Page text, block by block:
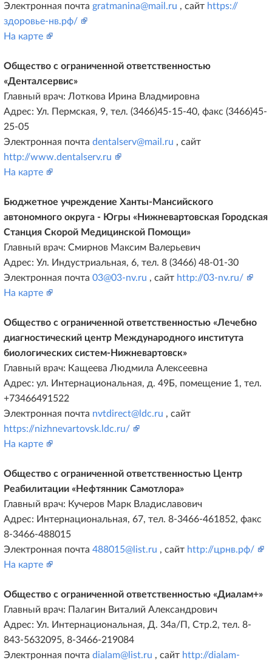
Электронная почта gratmanina@mail.ru , сайт https://
здоровье-нв.рф/
На карте
Общество c ограниченной ответственностью
«Денталсервис»
Главный врач: Лоткова Ирина Владмировна
Адрес: Ул. Пермская, 9, тел. (3466)45-15-40, факс (3466)45-
25-05
Электронная почта dentalserv@mail.ru , сайт
http://www.dentalserv.ru
На карте
Бюджетное учреждение Ханты-Мансийского
автономного округа - Югры «Нижневартовская Городская
Станция Скорой Медицинской Помощи»
Главный врач: Смирнов Максим Валерьевич
Адрес: Ул. Индустриальная, 6, тел. 8 (3466) 48-01-30
Электронная почта 03@03-nv.ru , сайт http://03-nv.ru/
На карте
Общество с ограниченной ответственностью «Лечебно
диагностический центр Международного института
биологических систем-Нижневартовск»
Главный врач: Кащеева Людмила Алексеевна
Адрес: ул. Интернациональная, д. 49Б, помещение 1, тел.
+73466491522
Электронная почта nvtdirect@ldc.ru , сайт
https://nizhnevartovsk.ldc.ru/
На карте
Общество c ограниченной ответственностью Центр
Реабилитации «Нефтянник Самотлора»
Главный врач: Кучеров Марк Владиславович
Адрес: Интернациональная, 67, тел. 8-3466-461852, факс
8-3466-488015
Электронная почта 488015@list.ru , сайт http://црнв.рф/
На карте
Общество c ограниченной ответственностью «Диалам+»
Главный врач: Палагин Виталий Александрович
Адрес: Ул. Интернациональная, Д. 34а/П, Стр.2, тел. 8-
843-5632095, 8-3466-219084
Электронная почта dialam@list.ru , сайт http://dialam-